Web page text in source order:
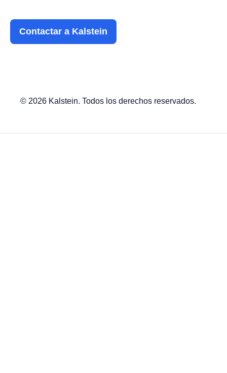
Contactar a Kalstein
© 2026 Kalstein. Todos los derechos reservados.